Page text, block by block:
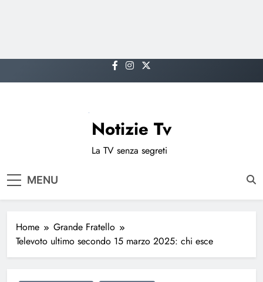
to
Notizie Tv
La TV senza segreti
MENU
Home
Grande Fratello
Televoto ultimo secondo 15 marzo 2025: chi esce